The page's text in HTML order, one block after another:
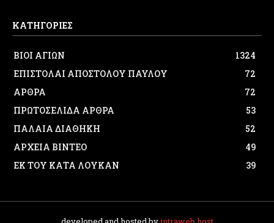
ΚΑΤΗΓΟΡΙΕΣ
ΒΙΟΙ ΑΓΙΩΝ
1324
ΕΠΙΣΤΟΛΑΙ ΑΠΟΣΤΟΛΟΥ ΠΑΥΛΟΥ
72
ΑΡΘΡΑ
72
ΠΡΩΤΟΣΕΛΙΔΑ ΑΡΘΡΑ
53
ΠΑΛΑΙΑ ΔΙΑΘΗΚΗ
52
ΑΡΧΕΙΑ ΒΙΝΤΕΟ
49
ΕΚ ΤΟΥ ΚΑΤΑ ΛΟΥΚΑΝ
39